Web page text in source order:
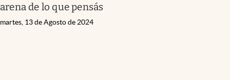
arena de lo que pensás
martes, 13 de Agosto de 2024